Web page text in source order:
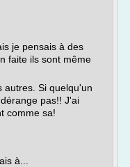
je pensais à des
faite ils sont même
autres. Si quelqu'un
pas!! J'ai
comme sa!
à...